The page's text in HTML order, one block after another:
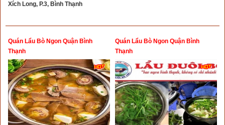
Xích Long, P.3, Bình Thạnh
Quán Lẩu Bò Ngon Quận Bình
Thạnh
Quán Lẩu Bò Ngon Quận Bình
Thạnh